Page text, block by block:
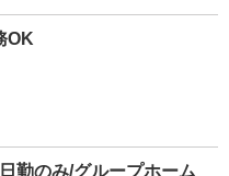
OK
勤のみ/グループホーム